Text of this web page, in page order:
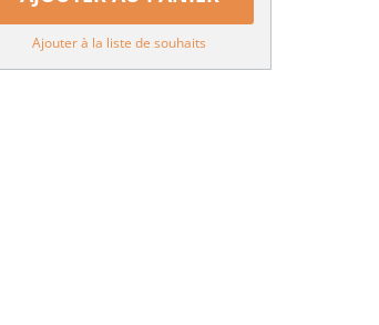
Ajouter à la liste de souhaits